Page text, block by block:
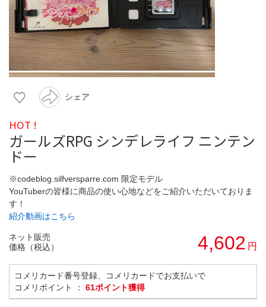
シェア
HOT !
ガールズRPG シンデレライフ ニンテン
ドー
※codeblog.silfversparre.com 限定モデル
YouTuberの皆様に商品の使い心地などをご紹介いただいておりま
す！
紹介動画はこちら
ネット販売
価格（税込）
4,602 円
コメリカード番号登録、コメリカードでお支払いで
コメリポイント ： 61ポイント獲得